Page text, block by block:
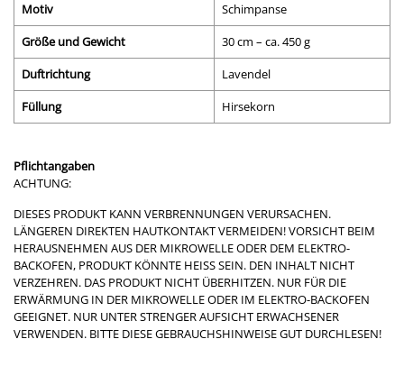
Motiv
Schimpanse
Größe und Gewicht
30 cm – ca. 450 g
Duftrichtung
Lavendel
Füllung
Hirsekorn
Pflichtangaben
ACHTUNG:
DIESES PRODUKT KANN VERBRENNUNGEN VERURSACHEN.
LÄNGEREN DIREKTEN HAUTKONTAKT VERMEIDEN! VORSICHT BEIM
HERAUSNEHMEN AUS DER MIKROWELLE ODER DEM ELEKTRO-
BACKOFEN, PRODUKT KÖNNTE HEISS SEIN. DEN INHALT NICHT
VERZEHREN. DAS PRODUKT NICHT ÜBERHITZEN. NUR FÜR DIE
ERWÄRMUNG IN DER MIKROWELLE ODER IM ELEKTRO-BACKOFEN
GEEIGNET. NUR UNTER STRENGER AUFSICHT ERWACHSENER
VERWENDEN. BITTE DIESE GEBRAUCHSHINWEISE GUT DURCHLESEN!